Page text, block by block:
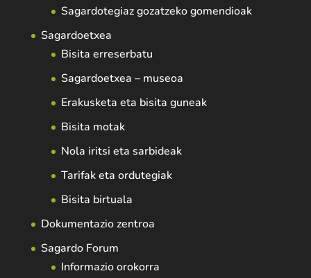
Sagardotegiaz gozatzeko gomendioak
Sagardoetxea
Bisita erreserbatu
Sagardoetxea – museoa
Erakusketa eta bisita guneak
Bisita motak
Nola iritsi eta sarbideak
Tarifak eta ordutegiak
Bisita birtuala
Dokumentazio zentroa
Sagardo Forum
Informazio orokorra